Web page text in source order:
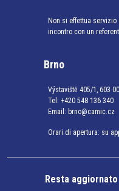
Non si effettua
incontro con un
Brno
Výstaviště 405/1, 603
Tel: +420 548 136 340
Email: brno@camic.cz
Orari di apertura: su
Resta